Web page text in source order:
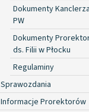
Dokumenty
PW
Dokumenty
ds. Filii w Płocku
Regulaminy
Sprawozdania
Informacje Prorektorów